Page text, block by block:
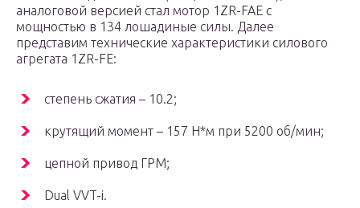
аналоговой версией стал мотор 1ZR-FAE с
мощностью в 134 лошадиные силы. Далее
представим технические характеристики силового
агрегата 1ZR-FE:
степень сжатия – 10.2;
крутящий момент – 157 Н*м при 5200 об/мин;
цепной привод ГРМ;
Dual VVT-i.